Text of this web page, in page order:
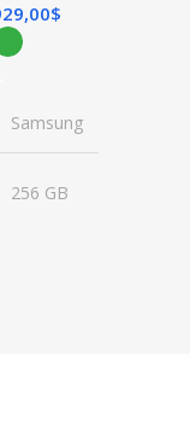
$
Samsung
256 GB